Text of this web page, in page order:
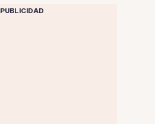
PUBLICIDAD